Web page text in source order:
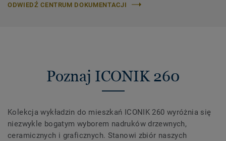
ODWIEDŹ CENTRUM DOKUMENTACJI
Poznaj ICONIK 260
Kolekcja wykładzin do mieszkań ICONIK 260 wyróżnia się
niezwykle bogatym wyborem nadruków drzewnych,
ceramicznych i graficznych. Stanowi zbiór naszych